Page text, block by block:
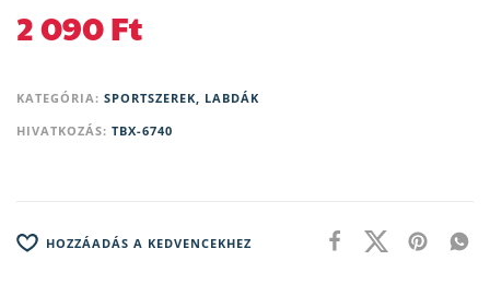
2 090Ft
KATEGÓRIA: SPORTSZEREK, LABDÁK
HIVATKOZÁS: TBX-6740
HOZZÁADÁS A KEDVENCEKHEZ